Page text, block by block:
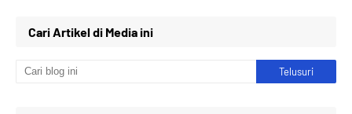
Cari Artikel di Media ini